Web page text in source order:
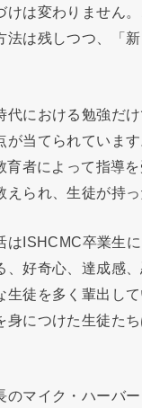
けは変わりません
は残しつつ、「
における勉強だ
が当てられていま
育者によって指導
られ、生徒が持
ISHCMC卒業生
好奇心、達成感
生徒を多く輩出し
につけた生徒た
マイク・ハーバ